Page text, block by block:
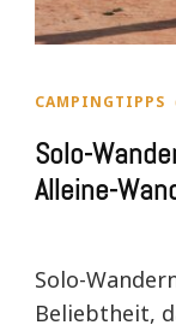
CAMPINGTIPPS
Solo-
Alleine-
Solo-
Beliebtheit,